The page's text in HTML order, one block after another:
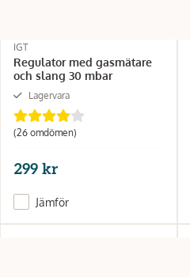
IGT
Regulator med gasmätare
och slang 30 mbar
Lagervara
(26 omdömen)
299 kr
Jämför